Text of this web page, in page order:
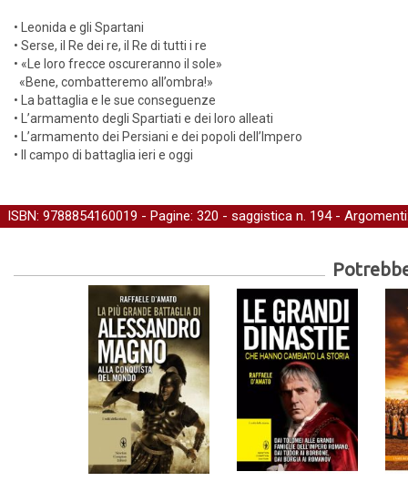
• Leonida e gli Spartani
• Serse, il Re dei re, il Re di tutti i re
• «Le loro frecce oscureranno il sole»
«Bene, combatteremo all’ombra!»
• La battaglia e le sue conseguenze
• L’armamento degli Spartiati e dei loro alleati
• L’armamento dei Persiani e dei popoli dell’Impero
• Il campo di battaglia ieri e oggi
ISBN: 9788854160019 - Pagine: 320 - saggistica n. 194 -